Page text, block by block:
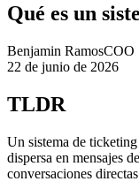
Qué es un
Benjamin RamosCOO
22 de junio de 2026
TLDR
Un sistema de
dispersa en mensajes
conversaciones